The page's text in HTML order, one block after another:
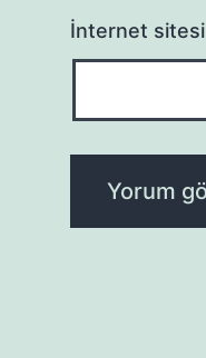
İnternet sitesi